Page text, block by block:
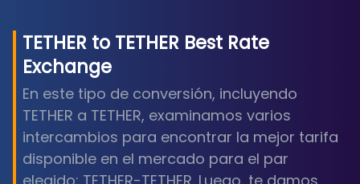
TETHER to TETHER Best Rate
Exchange
En este tipo de conversión, incluyendo
TETHER a TETHER, examinamos varios
intercambios para encontrar la mejor tarifa
disponible en el mercado para el par